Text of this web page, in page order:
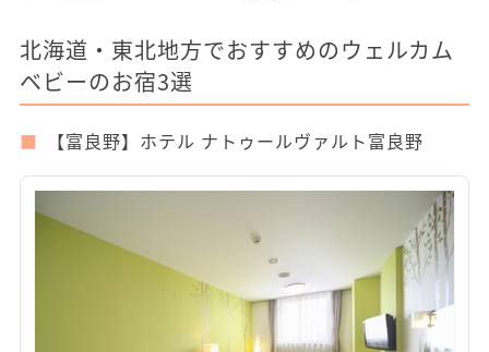
北海道・東北地方でおすすめのウェルカム
ベビーのお宿3選
【富良野】ホテル ナトゥールヴァルト富良野